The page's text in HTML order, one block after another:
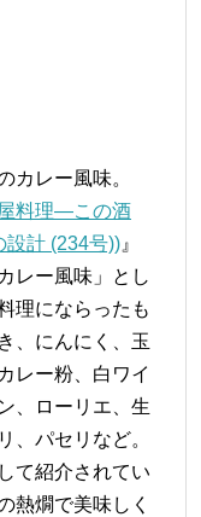
カレー風味。
料理―この酒
設計 (234号)) 』
レー風味」とし
理にならったも
、にんにく、玉
レー粉、白ワイ
、ローリエ、生
、パセリなど。
て紹介されてい
熱燗で美味しく